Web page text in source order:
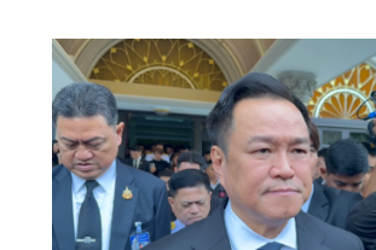
ที่เกิดเหตุ